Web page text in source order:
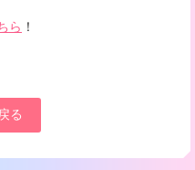
ら ！
る